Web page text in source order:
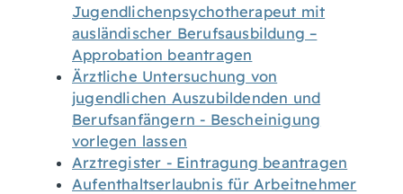
Jugendlichenpsychotherapeut mit
ausländischer Berufsausbildung –
Approbation beantragen
Ärztliche Untersuchung von
jugendlichen Auszubildenden und
Berufsanfängern - Bescheinigung
vorlegen lassen
Arztregister - Eintragung beantragen
Aufenthaltserlaubnis für Arbeitnehmer